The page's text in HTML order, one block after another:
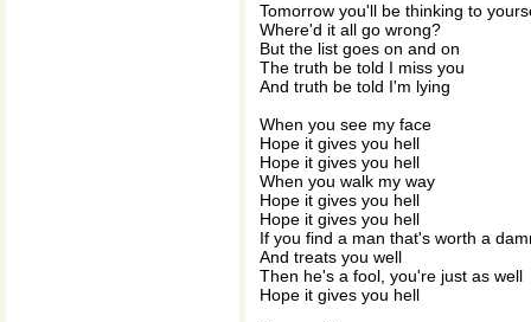
Tomorrow you'll be thinking to
Where'd it all go wrong?
But the list goes on and on
The truth be told I miss you
And truth be told I'm lying
When you see my face
Hope it gives you hell
Hope it gives you hell
When you walk my way
Hope it gives you hell
Hope it gives you hell
If you find a man that's worth a
And treats you well
Then he's a fool, you're just as well
Hope it gives you hell